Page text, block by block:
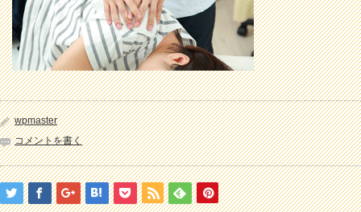
wpmaster
コメントを書く